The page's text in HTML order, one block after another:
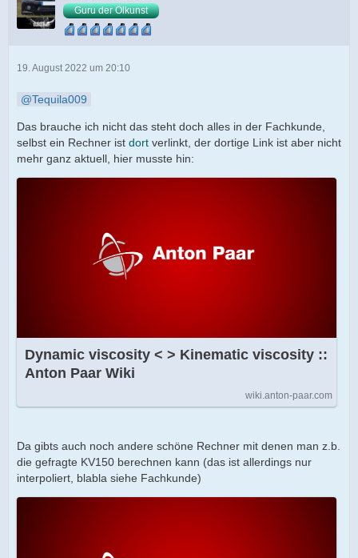
Guru der Ölkunst
19. August 2022 um 20:10
Tequila009
Das brauche ich nicht das steht doch alles in der Fachkunde,
selbst ein Rechner ist dort verlinkt, der dortige Link ist aber nicht
mehr ganz aktuell, hier musste hin:
Dynamic viscosity < > Kinematic viscosity ::
Anton Paar Wiki
wiki.anton-paar.com
Da gibts auch noch andere schöne Rechner mit denen man z.b.
die gefragte KV150 berechnen kann (das ist allerdings nur
interpoliert, blabla siehe Fachkunde)